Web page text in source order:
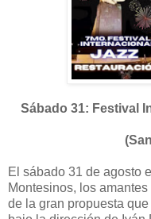
Sábado 31: Festival
El sábado 31 de agosto
Montesinos, los
de la gran propuesta